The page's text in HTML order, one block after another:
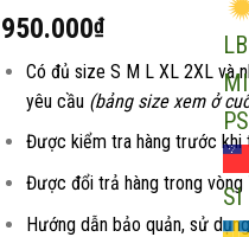
LB
MI
PS
SI
950.000₫
Có đủ size S M L XL 2XL và
yêu cầu (bảng size xem ở
Được kiểm tra hàng trước khi
Được đổi trả hàng trong vòng
Hướng dẫn bảo quản, sử